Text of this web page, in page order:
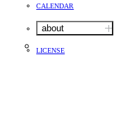
CALENDAR
about
LICENSE